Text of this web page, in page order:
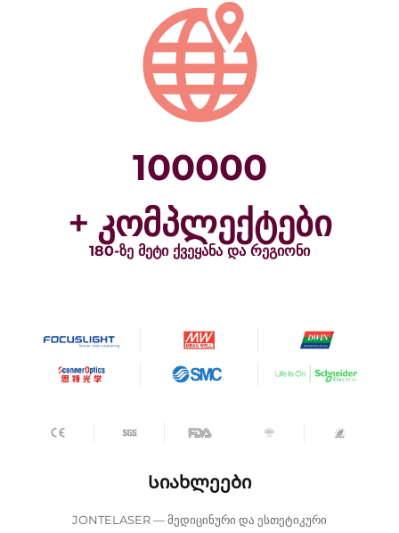
100000
+ კომპლექტები
180-ზე მეტი ქვეყანა და რეგიონი
Სიახლეები
JONTELASER — მედიცინური და ესთეტიკური